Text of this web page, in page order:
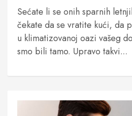
Sećate li se onih sparnih
čekate da se vratite kući, da
u klimatizovanoj oazi vašeg
smo bili tamo. Upravo takvi...